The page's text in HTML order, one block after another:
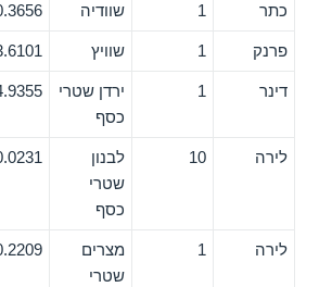
כתר 1 שוודיה
פרנק 1 שוויץ
דינר 1
ירדן שטרי
כסף
לירה 10
לבנון
שטרי
כסף
לירה 1
מצרים
שטרי